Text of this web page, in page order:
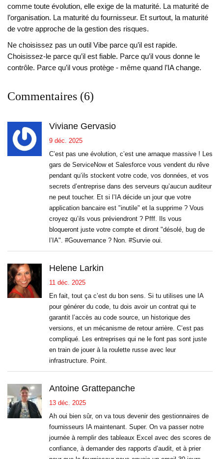
comme toute évolution, elle exige de la maturité. La maturité de
l’organisation. La maturité du fournisseur. Et surtout, la maturité
de votre approche de la gestion des risques.
Ne choisissez pas un outil Vibe parce qu’il est rapide.
Choisissez-le parce qu’il est fiable. Parce qu’il vous donne le
contrôle. Parce qu’il vous protège - même quand l’IA change.
Commentaires (6)
Viviane Gervasio
9 déc. 2025
C’est pas une évolution, c’est une arnaque massive ! Les
gars de ServiceNow et Salesforce vous vendent du rêve
pendant qu’ils stockent votre code, vos données, et vos
secrets d’entreprise dans des serveurs qu’aucun auditeur
ne peut toucher. Et si l’IA décide un jour que votre
application bancaire est "inutile" et la supprime ? Vous
croyez qu’ils vous préviendront ? Pfff. Ils vous
bloqueront juste votre compte et diront "désolé, bug de
l’IA". #Gouvernance ? Non. #Survie oui.
Helene Larkin
11 déc. 2025
En fait, tout ça c’est du bon sens. Si tu utilises une IA
pour générer du code, tu dois avoir un contrat qui te
garantit l’accès au code source, un historique des
versions, et un mécanisme de retour arrière. C’est pas
compliqué. Les entreprises qui ne le font pas sont juste
en train de jouer à la roulette russe avec leur
infrastructure. Point.
Antoine Grattepanche
13 déc. 2025
Ah oui bien sûr, on va tous devenir des gestionnaires de
fournisseurs IA maintenant. Super. On va passer notre
journée à remplir des tableaux Excel avec des scores de
confiance, à demander des rapports d’audit, et à prier